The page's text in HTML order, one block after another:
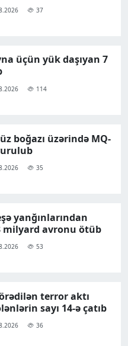
37
üçün yük daşıyan 7
114
boğazı üzərində MQ-
35
yanğınlarından
milyard avronu ötüb
53
terror aktı
sayı 14-ə çatıb
36